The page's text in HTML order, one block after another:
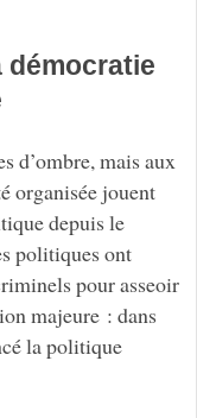
démocratie
d’ombre, mais aux
organisée jouent
depuis le
politiques ont
pour asseoir
majeure : dans
la politique